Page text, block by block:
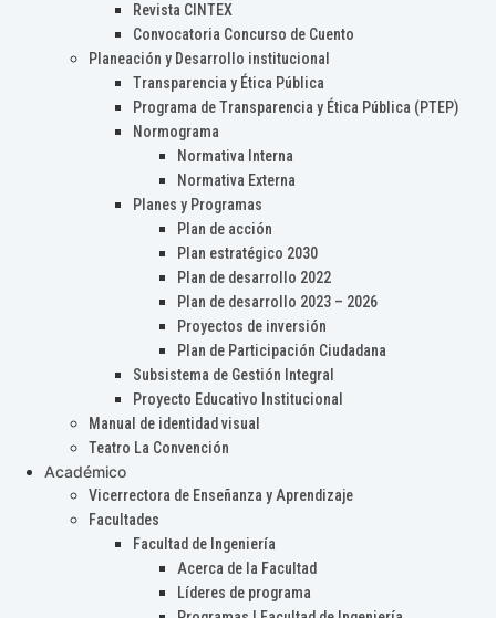
Revista CINTEX
Convocatoria Concurso de Cuento
Planeación y Desarrollo institucional
Transparencia y Ética Pública
Programa de Transparencia y Ética Pública (PTEP)
Normograma
Normativa Interna
Normativa Externa
Planes y Programas
Plan de acción
Plan estratégico 2030
Plan de desarrollo 2022
Plan de desarrollo 2023 – 2026
Proyectos de inversión
Plan de Participación Ciudadana
Subsistema de Gestión Integral
Proyecto Educativo Institucional
Manual de identidad visual
Teatro La Convención
Académico
Vicerrectora de Enseñanza y Aprendizaje
Facultades
Facultad de Ingeniería
Acerca de la Facultad
Líderes de programa